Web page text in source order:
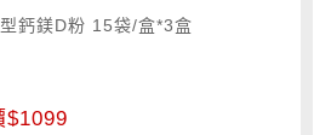
鈣鎂D粉 15袋/盒*3盒
$1099